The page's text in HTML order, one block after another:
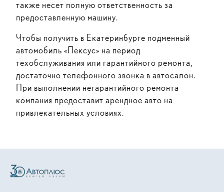
также несет полную ответственность за
предоставленную машину.
Чтобы получить в Екатеринбурге подменный
автомобиль «Лексус» на период
техобслуживания или гарантийного ремонта,
достаточно телефонного звонка в автосалон.
При выполнении негарантийного ремонта
компания предоставит арендное авто на
привлекательных условиях.